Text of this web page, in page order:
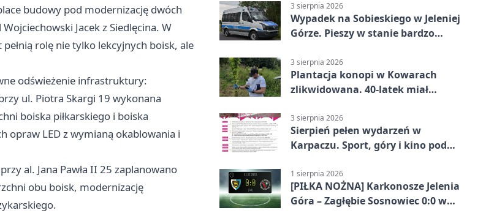
budowy pod modernizację dwóch
Jacek z Siedlęcina. W
rolę nie tylko lekcyjnych boisk, ale
odświeżenie infrastruktury:
ul. Piotra Skargi 19 wykonana
boiska piłkarskiego i boiska
LED z wymianą okablowania i
al. Jana Pawła II 25 zaplanowano
obu boisk, modernizację
3 sierpnia 2026
Wypadek na Sobieskiego w Jeleniej
Górze. Pieszy w stanie bardzo
3 sierpnia 2026
Plantacja konopi w Kowarach
zlikwidowana. 40-latek miał
3 sierpnia 2026
Sierpień pełen wydarzeń w
Karpaczu. Sport, góry i kino pod
1 sierpnia 2026
[PIŁKA NOŻNA] Karkonosze Jelenia
Góra – Zagłębie Sosnowiec 0:0 w